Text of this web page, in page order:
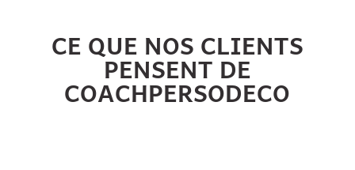
CE QUE NOS CLIENTS
PENSENT DE
COACHPERSODECO